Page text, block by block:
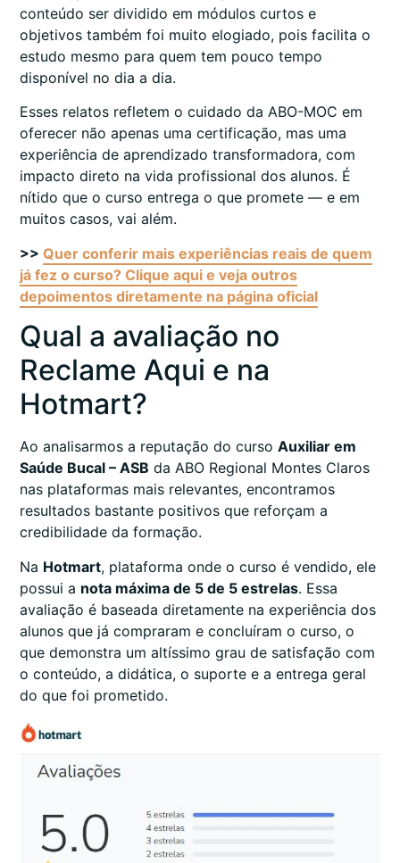
conteúdo ser dividido em módulos curtos e
objetivos também foi muito elogiado, pois facilita o
estudo mesmo para quem tem pouco tempo
disponível no dia a dia.
Esses relatos refletem o cuidado da ABO-MOC em
oferecer não apenas uma certificação, mas uma
experiência de aprendizado transformadora, com
impacto direto na vida profissional dos alunos. É
nítido que o curso entrega o que promete — e em
muitos casos, vai além.
>> Quer conferir mais experiências reais de quem
já fez o curso? Clique aqui e veja outros
depoimentos diretamente na página oficial
Qual a avaliação no
Reclame Aqui e na
Hotmart?
Ao analisarmos a reputação do curso Auxiliar em
Saúde Bucal – ASB da ABO Regional Montes Claros
nas plataformas mais relevantes, encontramos
resultados bastante positivos que reforçam a
credibilidade da formação.
Na Hotmart, plataforma onde o curso é vendido, ele
possui a nota máxima de 5 de 5 estrelas. Essa
avaliação é baseada diretamente na experiência dos
alunos que já compraram e concluíram o curso, o
que demonstra um altíssimo grau de satisfação com
o conteúdo, a didática, o suporte e a entrega geral
do que foi prometido.